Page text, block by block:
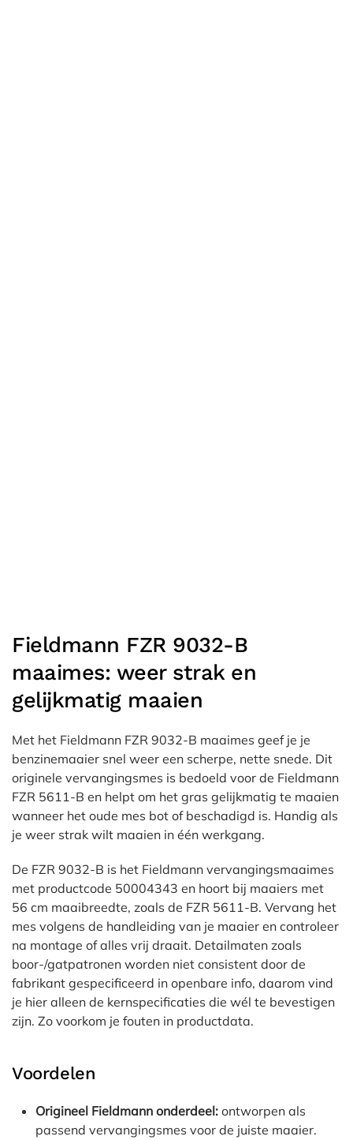
Fieldmann FZR 9032-B
maaimes: weer strak en
gelijkmatig maaien
Met het Fieldmann FZR 9032-B maaimes geef je je
benzinemaaier snel weer een scherpe, nette snede. Dit
originele vervangingsmes is bedoeld voor de Fieldmann
FZR 5611-B en helpt om het gras gelijkmatig te maaien
wanneer het oude mes bot of beschadigd is. Handig als
je weer strak wilt maaien in één werkgang.
De FZR 9032-B is het Fieldmann vervangingsmaaimes
met productcode 50004343 en hoort bij maaiers met
56 cm maaibreedte, zoals de FZR 5611-B. Vervang het
mes volgens de handleiding van je maaier en controleer
na montage of alles vrij draait. Detailmaten zoals
boor-/gatpatronen worden niet consistent door de
fabrikant gespecificeerd in openbare info, daarom vind
je hier alleen de kernspecificaties die wél te bevestigen
zijn. Zo voorkom je fouten in productdata.
Voordelen
Origineel Fieldmann onderdeel: ontworpen als
passend vervangingsmes voor de juiste maaier.